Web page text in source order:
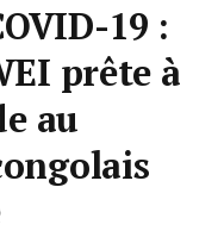
19 :
prête à
au